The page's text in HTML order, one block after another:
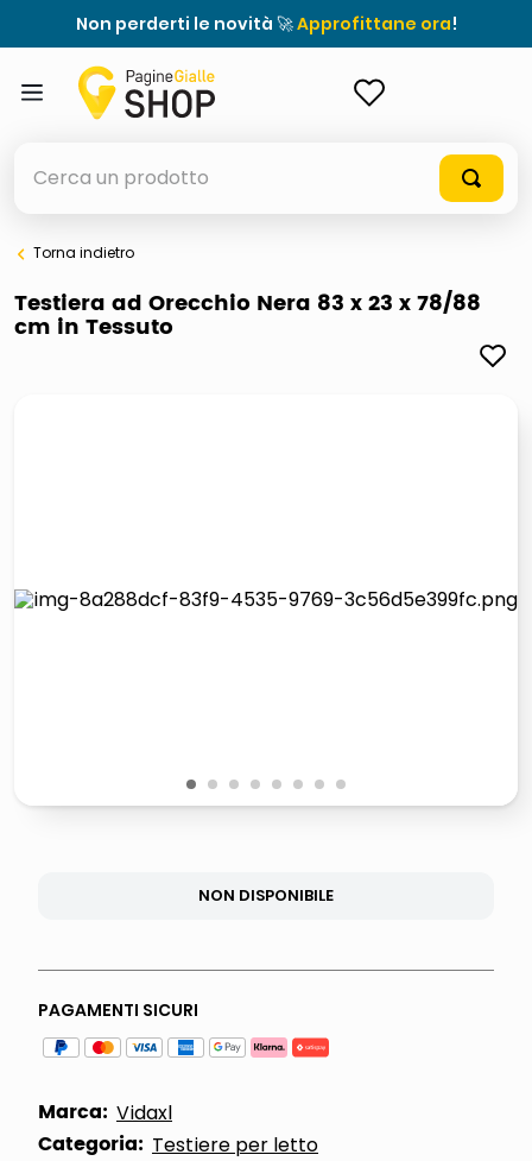
Non perderti le novità 🚀Approfittane ora!
elenchi telefonici
meme
Torna indietro
Testiera ad Orecchio Nera 83 x 23 x 78/88
cm in Tessuto
1 2 3 4 5 6 7 8
NON DISPONIBILE
PAGAMENTI SICURI
Marca: Vidaxl
Categoria: Testiere per letto